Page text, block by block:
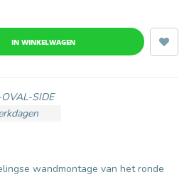
IN WINKELWAGEN
SIDE
wandmontage van het ronde